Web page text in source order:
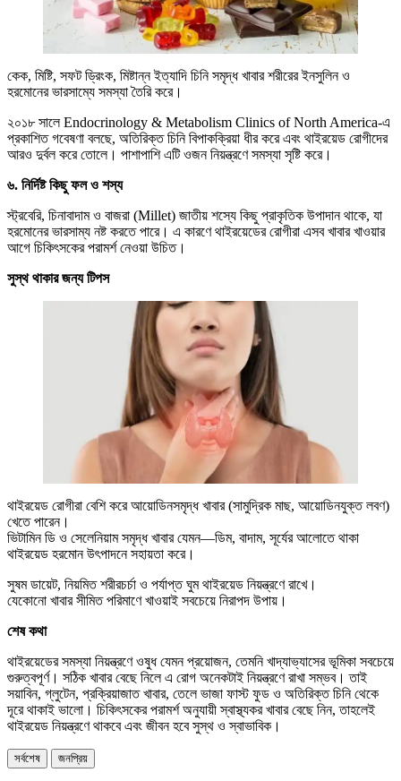
কেক, মিষ্টি, সফট ড্রিংক, মিষ্টান্ন ইত্যাদি চিনি সমৃদ্ধ খাবার শরীরের ইনসুলিন ও
হরমোনের ভারসাম্যে সমস্যা তৈরি করে।
২০১৮ সালে Endocrinology & Metabolism Clinics of North America-এ
প্রকাশিত গবেষণা বলছে, অতিরিক্ত চিনি বিপাকক্রিয়া ধীর করে এবং থাইরয়েড রোগীদের
আরও দুর্বল করে তোলে। পাশাপাশি এটি ওজন নিয়ন্ত্রণে সমস্যা সৃষ্টি করে।
৬. নির্দিষ্ট কিছু ফল ও শস্য
স্ট্রবেরি, চিনাবাদাম ও বাজরা (Millet) জাতীয় শস্যে কিছু প্রাকৃতিক উপাদান থাকে, যা
হরমোনের ভারসাম্য নষ্ট করতে পারে। এ কারণে থাইরয়েডের রোগীরা এসব খাবার খাওয়ার
আগে চিকিৎসকের পরামর্শ নেওয়া উচিত।
সুস্থ থাকার জন্য টিপস
থাইরয়েড রোগীরা বেশি করে আয়োডিনসমৃদ্ধ খাবার (সামুদ্রিক মাছ, আয়োডিনযুক্ত লবণ)
খেতে পারেন।
ভিটামিন ডি ও সেলেনিয়াম সমৃদ্ধ খাবার যেমন—ডিম, বাদাম, সূর্যের আলোতে থাকা
থাইরয়েড হরমোন উৎপাদনে সহায়তা করে।
সুষম ডায়েট, নিয়মিত শরীরচর্চা ও পর্যাপ্ত ঘুম থাইরয়েড নিয়ন্ত্রণে রাখে।
যেকোনো খাবার সীমিত পরিমাণে খাওয়াই সবচেয়ে নিরাপদ উপায়।
শেষ কথা
থাইরয়েডের সমস্যা নিয়ন্ত্রণে ওষুধ যেমন প্রয়োজন, তেমনি খাদ্যাভ্যাসের ভূমিকা সবচেয়ে
গুরুত্বপূর্ণ। সঠিক খাবার বেছে নিলে এ রোগ অনেকটাই নিয়ন্ত্রণে রাখা সম্ভব। তাই
সয়াবিন, গ্লুটেন, প্রক্রিয়াজাত খাবার, তেলে ভাজা ফাস্ট ফুড ও অতিরিক্ত চিনি থেকে
দূরে থাকাই ভালো। চিকিৎসকের পরামর্শ অনুযায়ী স্বাস্থ্যকর খাবার বেছে নিন, তাহলেই
থাইরয়েড নিয়ন্ত্রণে থাকবে এবং জীবন হবে সুস্থ ও স্বাভাবিক।
সর্বশেষ জনপ্রিয়